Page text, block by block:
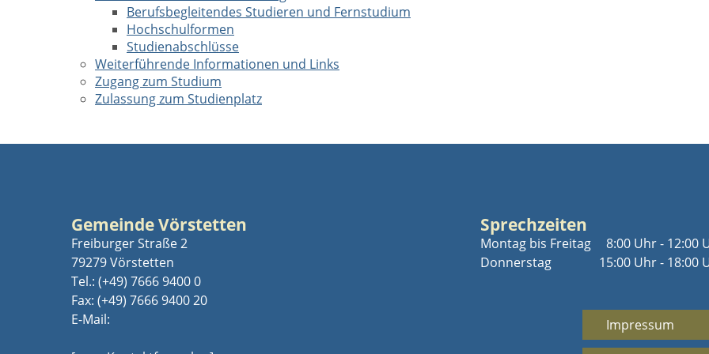
Berufsbegleitendes Studieren und Fernstudium
Hochschulformen
Studienabschlüsse
Weiterführende Informationen und Links
Zugang zum Studium
Zulassung zum Studienplatz
Gemeinde Vörstetten
Freiburger Straße 2
79279 Vörstetten
Tel.: (+49) 7666 9400 0
Fax: (+49) 7666 9400 20
E-Mail:
Sprechzeiten
Montag bis Freitag
Donnerstag
8:00 Uhr - 12:00
15:00 Uhr - 18:00
Impressum